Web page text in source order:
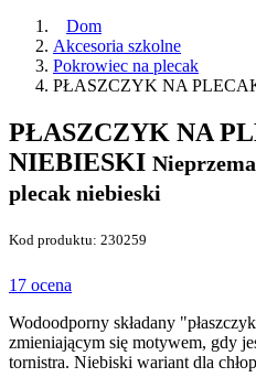
Dom
Akcesoria szkolne
Pokrowiec na plecak
PŁASZCZYK NA
PŁASZCZYK NA
NIEBIESKI
plecak niebieski
Kod produktu: 230259
17 ocena
Wodoodporny składany
zmieniającym się motywem, gdy
tornistra. Niebiski wariant dla